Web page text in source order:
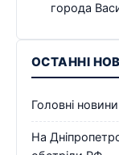
города
ОСТАННІ
Головні
На